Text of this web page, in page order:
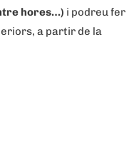
hores…) i podreu fer
a partir de la